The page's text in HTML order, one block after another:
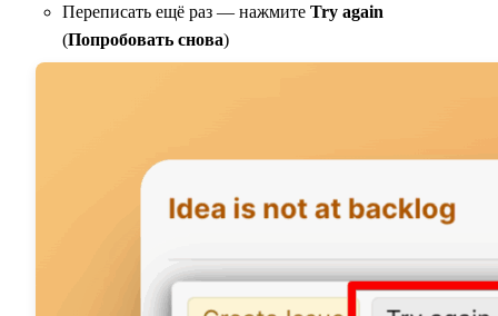
Переписать ещё раз — нажмите Try again
(Попробовать снова)